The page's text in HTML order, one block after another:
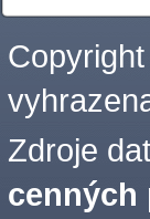
Zdroje
cenných